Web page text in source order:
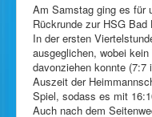
Am Samstag ging es für
Rückrunde zur HSG Bad
In der ersten
ausgeglichen, wobei
davonziehen konnte (7:7
Auszeit der
Spiel, sodass es mit
Auch nach dem